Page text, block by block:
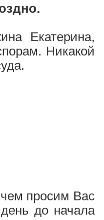
Екатерина,
Никакой
просим Вас
до начала